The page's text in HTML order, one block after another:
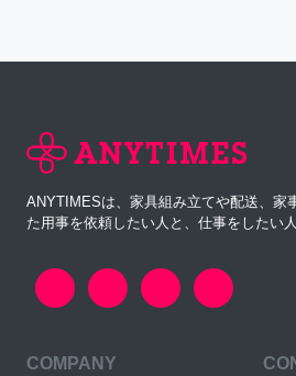
ANYTIMESは、家具組み立てや配送、家
た用事を依頼したい人と、仕事をしたい
COMPANY